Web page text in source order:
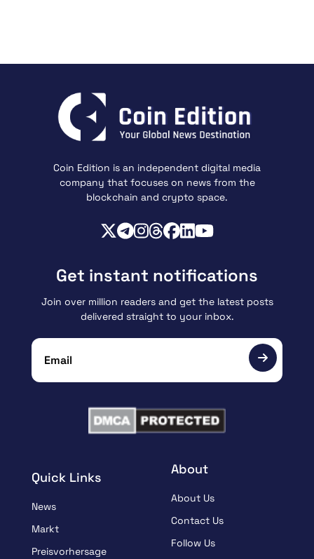
Coin Edition is an independent digital media
company that focuses on news from the
blockchain and crypto space.
Quick Links
News
Markt
Preisvorhersage
About
About Us
Contact Us
Follow Us
Get instant notifications
Join over million readers and get the latest posts
delivered straight to your inbox.